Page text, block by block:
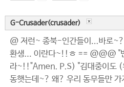
G-Crusader(crusader)
@ 저런~ 종북-인간들이...바로
환생... 이란다~!!ㅎ == @@@ "
라~!!"Amen. P.S) "김대중이도 (
동햇는데~? 왜? 우리 동무들만